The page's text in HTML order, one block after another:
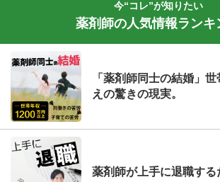
今“コレ”が知りたい
薬剤師の人気情報ランキ
「薬剤師同士の結婚」
えの驚きの現実。
薬剤師が上手に退職する